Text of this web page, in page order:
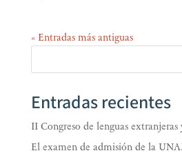
« Entradas más antiguas
Entradas recientes
II Congreso de lenguas
El examen de admisión de la